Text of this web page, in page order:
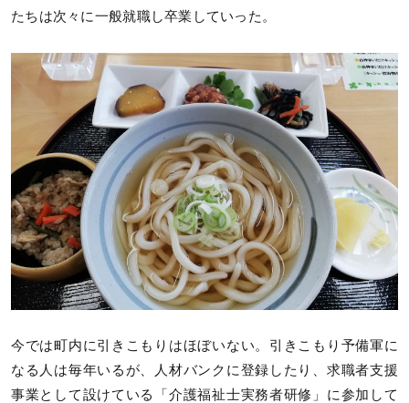
たちは次々に一般就職し卒業していった。
今では町内に引きこもりはほぼいない。引きこもり予備軍に
なる人は毎年いるが、人材バンクに登録したり、求職者支援
事業として設けている「介護福祉士実務者研修」に参加して